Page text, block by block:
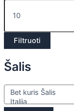
Filtruoti
Šalis